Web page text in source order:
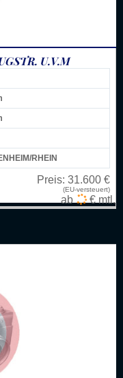
U.V.M
RHEIN
Preis: 31.600 €
(EU-versteuert)
ab € mtl.